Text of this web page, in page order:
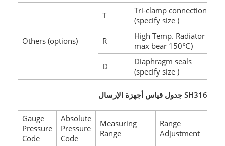
Others (options)
T
Tri-clamp connection
(specify size )
R
High Temp. Radiator (
max bear 150℃)
D
Diaphragm seals
(specify size )
SH316 جدول قياس أجهزة الإرسال
Gauge
Pressure
Code
Absolute
Pressure
Code
Measuring
Range
Range
Adjustment